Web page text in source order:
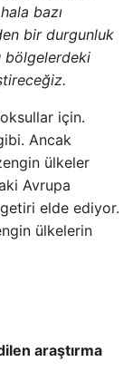
bazı
bir durgunluk
bölgelerdeki
için.
Ancak
ülkeler
Avrupa
getiri elde ediyor.
ülkelerin
araştırma